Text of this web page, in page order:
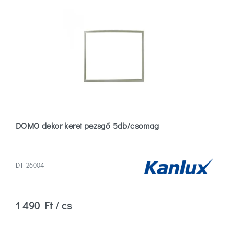
DOMO dekor keret pezsgő 5db/csomag
DT-26004
1 490 Ft / cs